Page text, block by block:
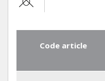
Code article